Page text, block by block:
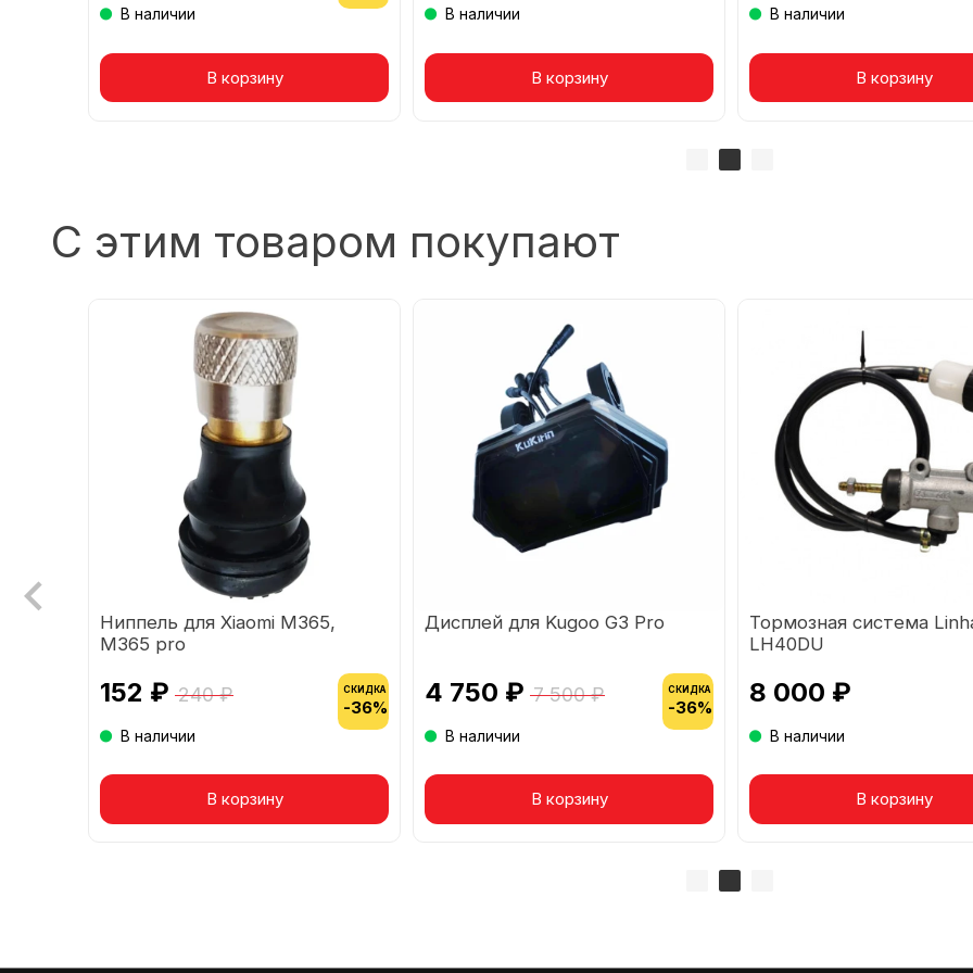
Товар в корзине
В наличии
В корзину Товар в корзине
В наличии
В корзину Товар в корзине
В наличии
В корзину
С этим товаром покупают
Товар в корзине
Ниппель для Xiaomi M365,
M365 pro
152 ₽ 240 ₽ СКИДКА
-36%
В наличии
В корзину Товар в корзине
Дисплей для Kugoo G3 Pro
4 750 ₽ 7 500 ₽ СКИДКА
-36%
В наличии
В корзину Товар в корзине
Тормозная система
LH40DU
8 000 ₽
В наличии
В корзину